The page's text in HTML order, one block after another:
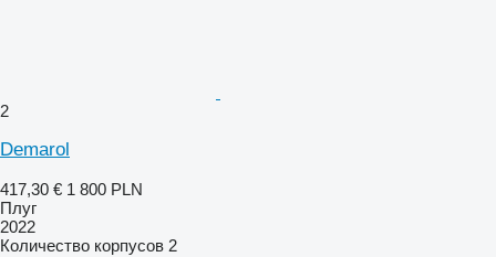
2
Demarol
417,30 € 1 800 PLN
Плуг
2022
Количество корпусов 2